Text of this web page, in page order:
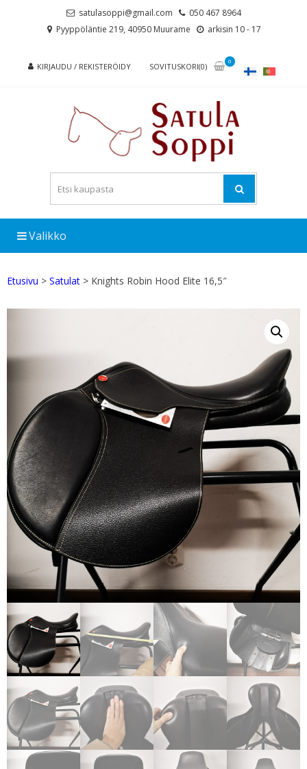
satulasoppi@gmail.com
050 467 8964
Pyyppöläntie 219, 40950 Muurame
arkisin 10 - 17
KIRJAUDU / REKISTERÖIDY SOVITUSKORI(0)
0
Valikko
Etusivu > Satulat > Knights Robin Hood Elite 16,5″